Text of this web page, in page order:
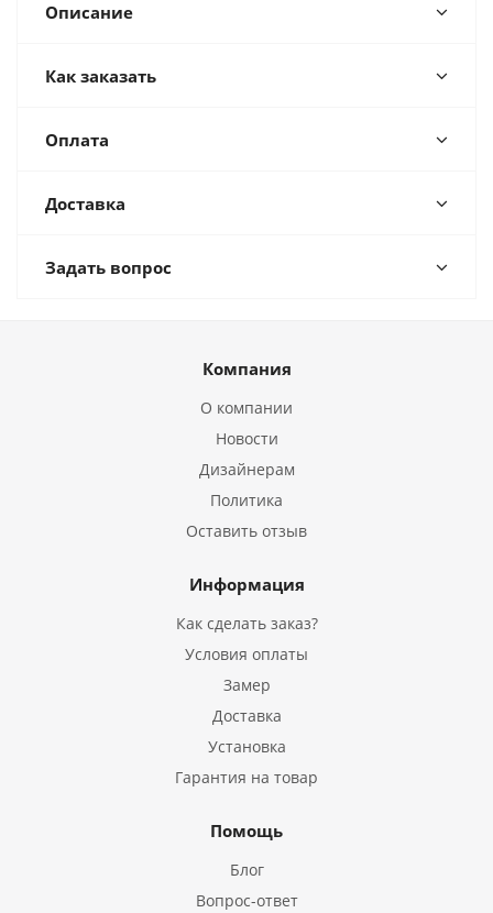
Описание
Как заказать
Оплата
Доставка
Задать вопрос
Компания
О компании
Новости
Дизайнерам
Политика
Оставить отзыв
Информация
Как сделать заказ?
Условия оплаты
Замер
Доставка
Установка
Гарантия на товар
Помощь
Блог
Вопрос-ответ